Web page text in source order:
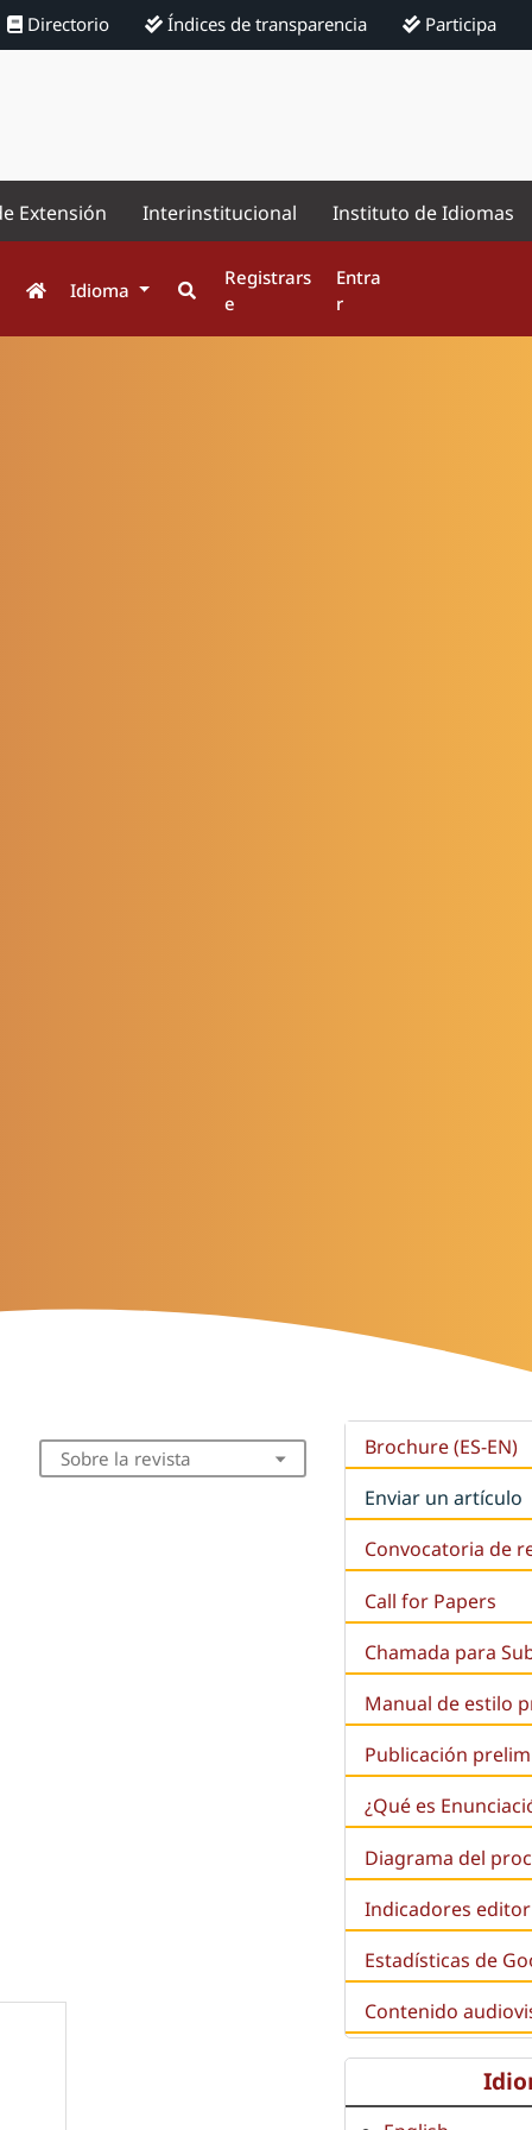
Directorio Índices de transparencia Participa
Extensión Interinstitucional Instituto de Idiomas
Idioma
Registrars
e
Entra
r
Sobre la revista
Brochure (ES-EN)
Enviar un artículo
Convocatoria de
Call for Papers
Chamada para
Manual de estilo
Publicación
¿Qué es
Diagrama del
Indicadores
Estadísticas de
Contenido